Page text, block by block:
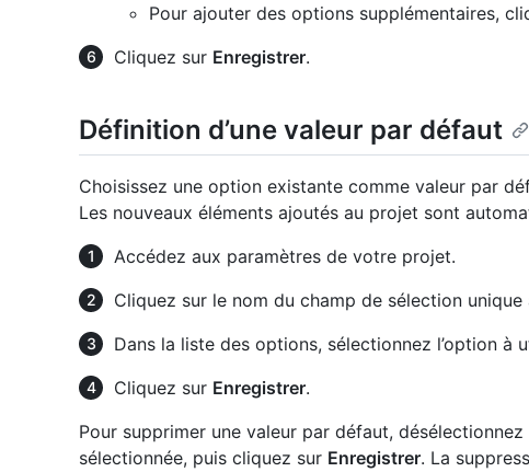
Pour ajouter des options supplémentaires,
Cliquez sur Enregistrer.
Définition d’une valeur par défaut
Choisissez une option existante comme valeur par
Les nouveaux éléments ajoutés au projet sont
Accédez aux paramètres de votre projet.
Cliquez sur le nom du champ de sélection unique
Dans la liste des options, sélectionnez l’option à
Cliquez sur Enregistrer.
Pour supprimer une valeur par défaut,
sélectionnée, puis cliquez sur Enregistrer. La